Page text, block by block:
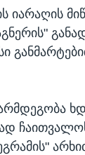
იარაღის